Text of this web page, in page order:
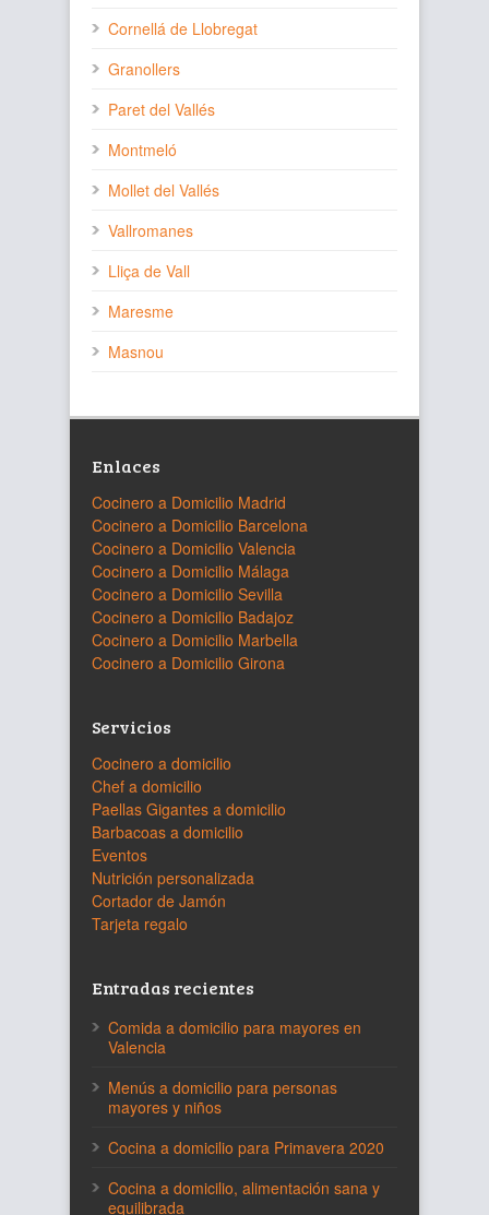
Cornellá de Llobregat
Granollers
Paret del Vallés
Montmeló
Mollet del Vallés
Vallromanes
Lliça de Vall
Maresme
Masnou
Enlaces
Cocinero a Domicilio Madrid
Cocinero a Domicilio Barcelona
Cocinero a Domicilio Valencia
Cocinero a Domicilio Málaga
Cocinero a Domicilio Sevilla
Cocinero a Domicilio Badajoz
Cocinero a Domicilio Marbella
Cocinero a Domicilio Girona
Servicios
Cocinero a domicilio
Chef a domicilio
Paellas Gigantes a domicilio
Barbacoas a domicilio
Eventos
Nutrición personalizada
Cortador de Jamón
Tarjeta regalo
Entradas recientes
Comida a domicilio para mayores en
Valencia
Menús a domicilio para personas
mayores y niños
Cocina a domicilio para Primavera 2020
Cocina a domicilio, alimentación sana y
equilibrada